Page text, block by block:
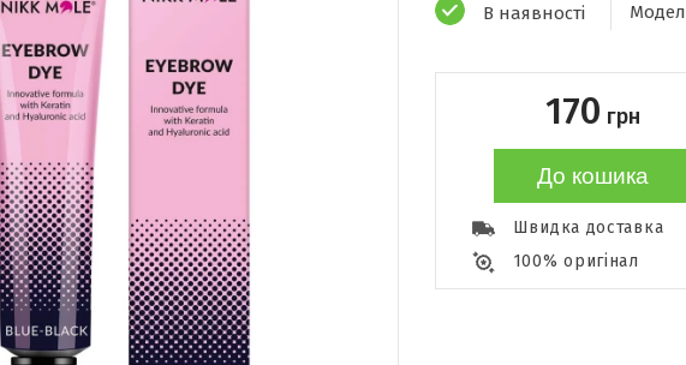
В наявності
170 грн
До кошика
Швидка доставка
100% оригінал